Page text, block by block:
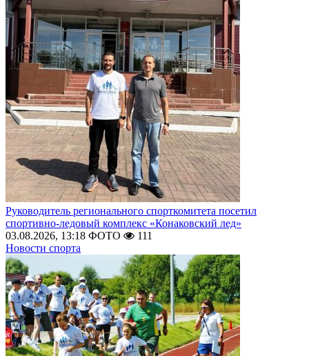
Руководитель регионального спорткомитета посетил
спортивно-ледовый комплекс «Конаковский лед»
03.08.2026, 13:18 ФОТО
111
Новости спорта